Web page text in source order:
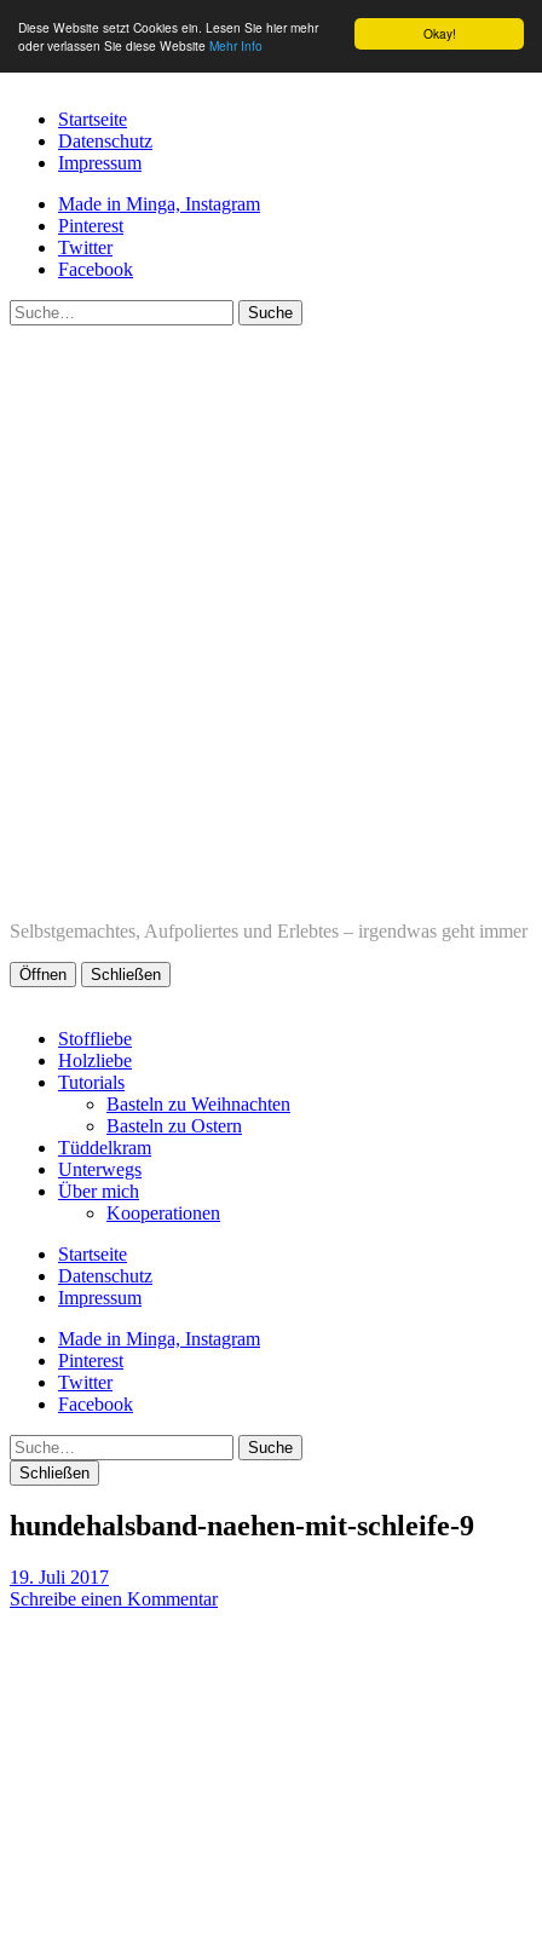
Okay!
Diese Website setzt Cookies ein. Lesen Sie hier mehr
oder verlassen Sie diese Website Mehr Info
Startseite
Datenschutz
Impressum
Made in Minga, Instagram
Pinterest
Twitter
Facebook
Suche
Selbstgemachtes, Aufpoliertes und Erlebtes – irgendwas geht immer
Öffnen Schließen
Stoffliebe
Holzliebe
Tutorials
Basteln zu Weihnachten
Basteln zu Ostern
Tüddelkram
Unterwegs
Über mich
Kooperationen
Startseite
Datenschutz
Impressum
Made in Minga, Instagram
Pinterest
Twitter
Facebook
Suche
Schließen
hundehalsband-naehen-mit-schleife-9
19. Juli 2017
Schreibe einen Kommentar